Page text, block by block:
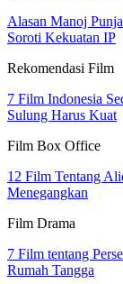
Alasan Manoj
Soroti Kekuatan IP
Rekomendasi Film
7 Film Indonesia
Sulung Harus Kuat
Film Box Office
12 Film Tentang
Menegangkan
Film Drama
7 Film tentang
Rumah Tangga